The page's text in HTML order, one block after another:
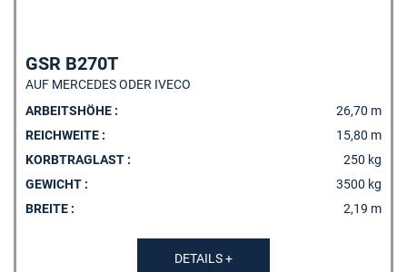
GSR B270T
AUF MERCEDES ODER IVECO
ARBEITSHÖHE :
26,70 m
REICHWEITE :
15,80 m
KORBTRAGLAST :
250 kg
GEWICHT :
3500 kg
BREITE :
2,19 m
DETAILS +